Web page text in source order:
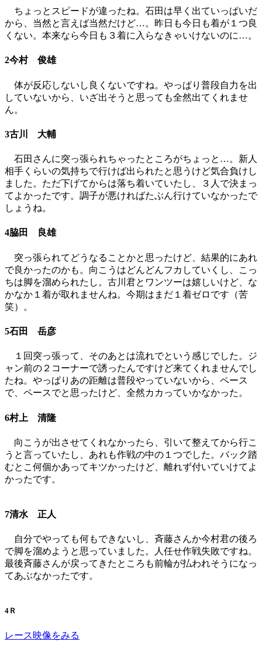
ちょっとスピードが違ったね。石田は早く出ていっぱいだ
から、当然と言えば当然だけど…。昨日も今日も着が１つ良
くない。本来なら今日も３着に入らなきゃいけないのに…。
2今村 俊雄
体が反応しないし良くないですね。やっぱり普段自力を出
していないから、いざ出そうと思っても全然出てくれませ
ん。
3古川 大輔
石田さんに突っ張られちゃったところがちょっと…。新人
相手くらいの気持ちで行けば出られたと思うけど気合負けし
ました。ただ下げてからは落ち着いていたし、３人で決まっ
てよかったです。調子が悪ければたぶん行けていなかったで
しょうね。
4脇田 良雄
突っ張られてどうなることかと思ったけど、結果的にあれ
で良かったのかも。向こうはどんどんフカしていくし、こっ
ちは脚を溜められたし。古川君とワンツーは嬉しいけど、な
かなか１着が取れませんね。今期はまだ１着ゼロです（苦
笑）。
5石田 岳彦
１回突っ張って、そのあとは流れでという感じでした。ジ
ャン前の２コーナーで誘ったんですけど来てくれませんでし
たね。やっぱりあの距離は普段やっていないから、ペース
で、ペースでと思ったけど、全然カカっていかなかった。
6村上 清隆
向こうが出させてくれなかったら、引いて整えてから行こ
うと言っていたし、あれも作戦の中の１つでした。バック踏
むとこ何個かあってキツかったけど、離れず付いていけてよ
かったです。
7清水 正人
自分でやっても何もできないし、斉藤さんか今村君の後ろ
で脚を溜めようと思っていました。人任せ作戦失敗ですね。
最後斉藤さんが戻ってきたところも前輪が払われそうになっ
てあぶなかったです。
4Ｒ
レース映像をみる